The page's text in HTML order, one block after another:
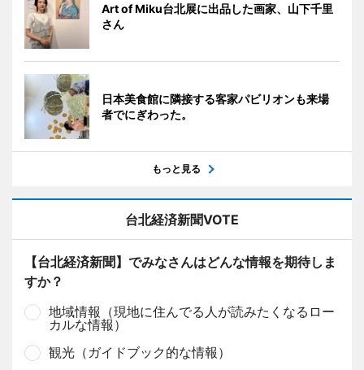
Art of Miku台北展に出品した画家、山下千里
さん
日本美食館に隣接する客家パビリオンも来場
者でにぎわった。
もっと見る
台北経済新聞VOTE
【台北経済新聞】でみなさんはどんな情報を期待しま
すか？
地域情報（現地に住んでる人が読みたくなるロー
カルな情報）
観光（ガイドブック的な情報）